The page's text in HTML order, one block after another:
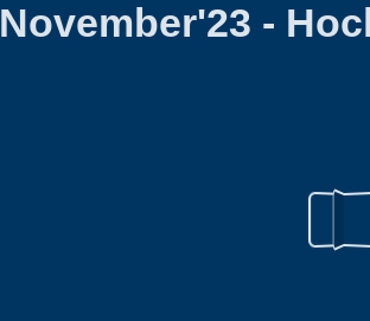
November'23 -